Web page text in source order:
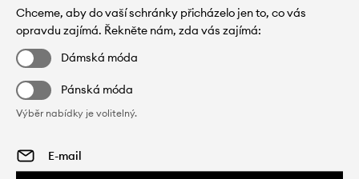
Chceme, aby do vaší schránky přicházelo jen to, co vás
opravdu zajímá. Řekněte nám, zda vás zajímá:
Dámská móda
Pánská móda
Výběr nabídky je volitelný.